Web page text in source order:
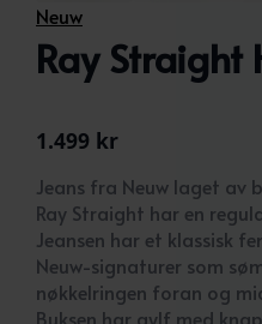
Neuw
Ray Straight
1.499 kr
Jeans fra Neuw laget av
Ray Straight har en
Jeansen har et klassisk
Neuw-signaturer som
nøkkelringen foran og
Buksen har gylf med